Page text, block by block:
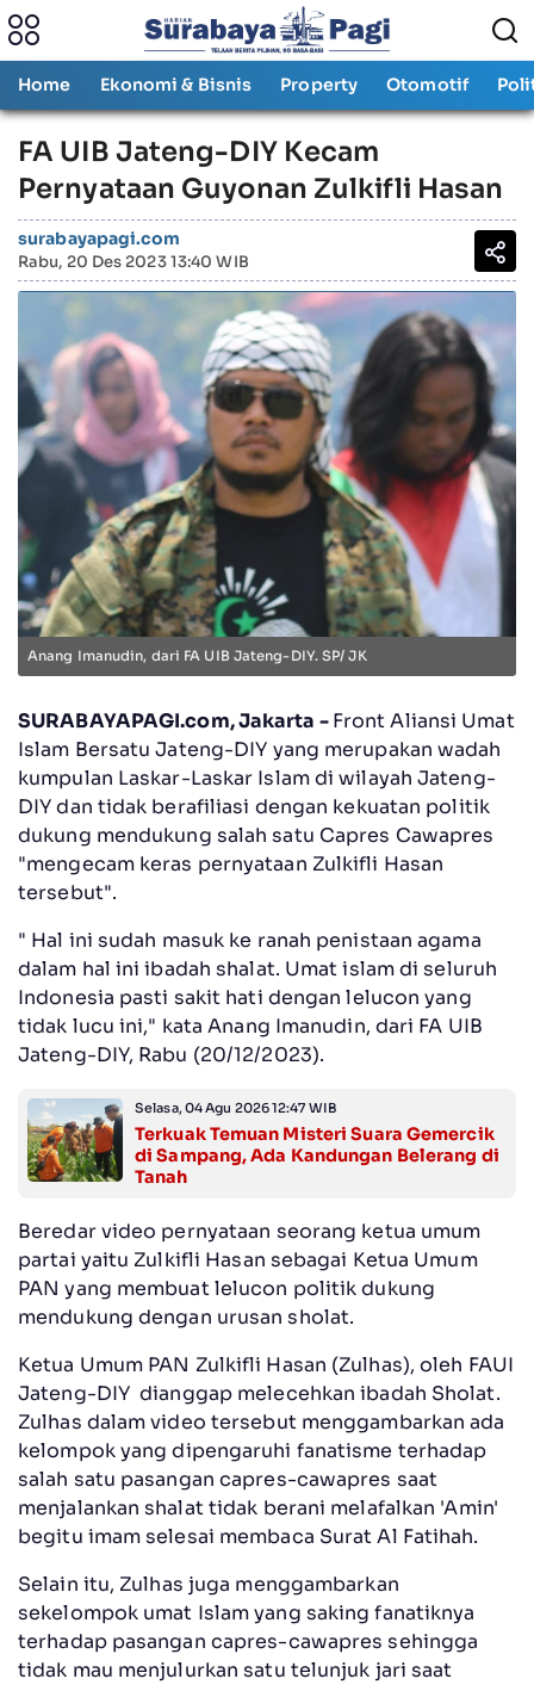
Home Ekonomi & Bisnis Property Otomotif
FA UIB Jateng-DIY Kecam
Pernyataan Guyonan Zulkifli Hasan
surabayapagi.com
Rabu, 20 Des 2023 13:40 WIB
Anang Imanudin, dari FA UIB Jateng-DIY. SP/ JK
SURABAYAPAGI.com, Jakarta -Front Aliansi Umat
Islam Bersatu Jateng-DIY yang merupakan wadah
kumpulan Laskar-Laskar Islam di wilayah Jateng-
DIY dan tidak berafiliasi dengan kekuatan politik
dukung mendukung salah satu Capres Cawapres
"mengecam keras pernyataan Zulkifli Hasan
tersebut".
" Hal ini sudah masuk ke ranah penistaan agama
dalam hal ini ibadah shalat. Umat islam di seluruh
Indonesia pasti sakit hati dengan lelucon yang
tidak lucu ini," kata Anang Imanudin, dari FA UIB
Jateng-DIY, Rabu (20/12/2023).
Selasa, 04 Agu 2026 12:47 WIB
Terkuak Temuan Misteri Suara Gemercik
di Sampang, Ada Kandungan Belerang di
Tanah
Beredar video pernyataan seorang ketua umum
partai yaitu Zulkifli Hasan sebagai Ketua Umum
PAN yang membuat lelucon politik dukung
mendukung dengan urusan sholat.
Ketua Umum PAN Zulkifli Hasan (Zulhas), oleh FAUI
Jateng-DIY dianggap melecehkan ibadah Sholat.
Zulhas dalam video tersebut menggambarkan ada
kelompok yang dipengaruhi fanatisme terhadap
salah satu pasangan capres-cawapres saat
menjalankan shalat tidak berani melafalkan 'Amin'
begitu imam selesai membaca Surat Al Fatihah.
Selain itu, Zulhas juga menggambarkan
sekelompok umat Islam yang saking fanatiknya
terhadap pasangan capres-cawapres sehingga
tidak mau menjulurkan satu telunjuk jari saat